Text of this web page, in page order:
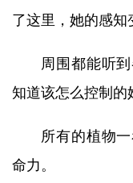
了这里，她的感知
周围都能听
知道该怎么控制的
所有的植物
命力。